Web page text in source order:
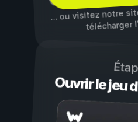
… ou visitez notre
télécharger
Ouvrir le jeu